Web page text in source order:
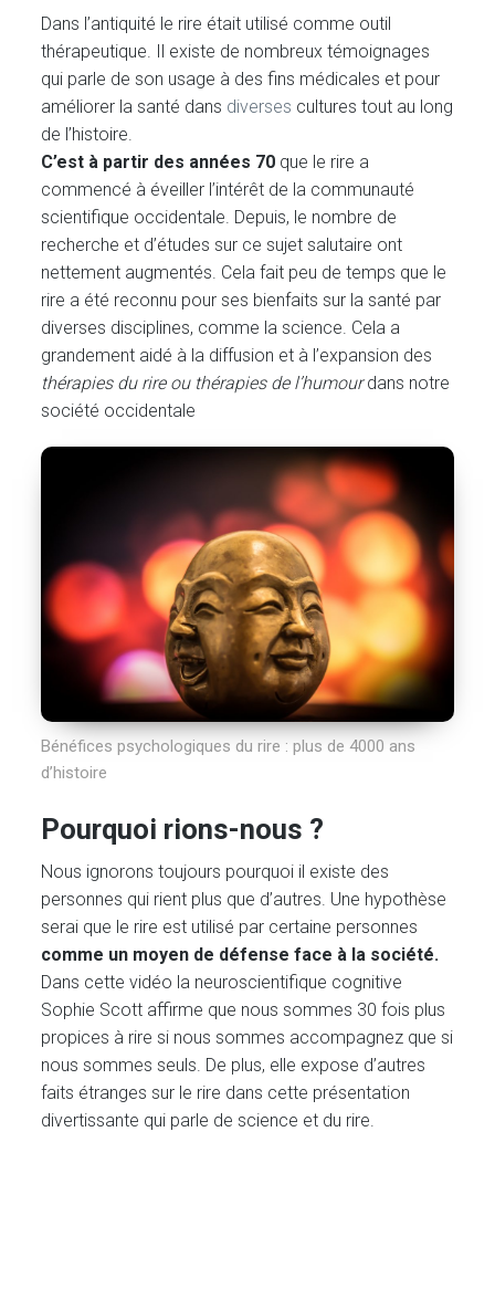
Dans l’antiquité le rire était utilisé comme outil
thérapeutique. Il existe de nombreux témoignages
qui parle de son usage à des fins médicales et pour
améliorer la santé dans diverses cultures tout au long
de l’histoire.
C’est à partir des années 70 que le rire a
commencé à éveiller l’intérêt de la communauté
scientifique occidentale. Depuis, le nombre de
recherche et d’études sur ce sujet salutaire ont
nettement augmentés. Cela fait peu de temps que le
rire a été reconnu pour ses bienfaits sur la santé par
diverses disciplines, comme la science. Cela a
grandement aidé à la diffusion et à l’expansion des
thérapies du rire ou thérapies de l’humourdans notre
société occidentale
Bénéfices psychologiques du rire : plus de 4000 ans
d’histoire
Pourquoi rions-nous ?
Nous ignorons toujours pourquoi il existe des
personnes qui rient plus que d’autres. Une hypothèse
serai que le rire est utilisé par certaine personnes
comme un moyen de défense face à la société.
Dans cette vidéo la neuroscientifique cognitive
Sophie Scott affirme que nous sommes 30 fois plus
propices à rire si nous sommes accompagnez que si
nous sommes seuls. De plus, elle expose d’autres
faits étranges sur le rire dans cette présentation
divertissante qui parle de science et du rire.